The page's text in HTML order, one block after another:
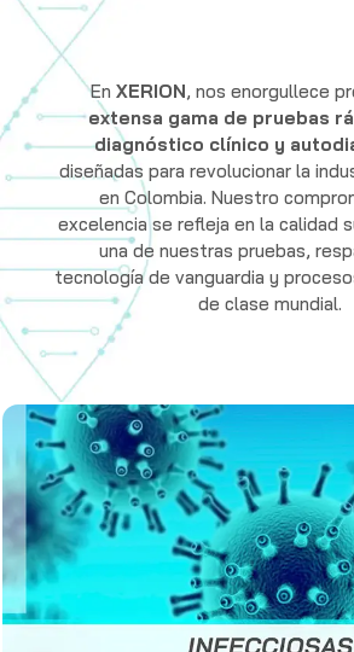
En XERION, nos enorgullece
extensa gama de pruebas
diagnóstico clínico y
diseñadas para revolucionar la
en Colombia. Nuestro
excelencia se refleja en la calidad
una de nuestras pruebas,
tecnología de vanguardia y
de clase mundial.